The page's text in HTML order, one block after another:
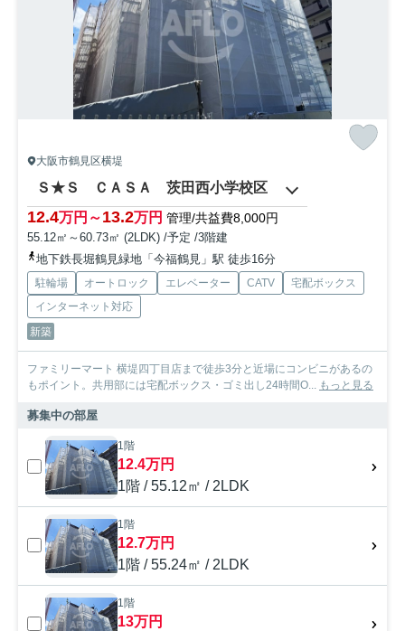
大阪市鶴見区横堤
Ｓ★Ｓ ＣＡＳＡ 茨田西小学校区
12.4万円～13.2万円 管理/共益費8,000円
55.12㎡～60.73㎡ (2LDK) /予定 /3階建
地下鉄長堀鶴見緑地「今福鶴見」駅 徒歩16分
駐輪場 オートロック エレベーター CATV
宅配ボックス
インターネット対応
新築
ファミリーマート 横堤四丁目店まで徒歩3分と近場にコンビニがあるの
もポイント。共用部には宅配ボックス・ゴミ出し24時間O... もっと見る
募集中の部屋
1階
12.4万円
1階 / 55.12㎡ / 2LDK
1階
12.7万円
1階 / 55.24㎡ / 2LDK
1階
13万円